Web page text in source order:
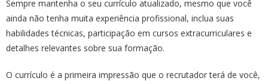
Sempre mantenha o seu currículo atualizado, mesmo que você
ainda não tenha muita experiência profissional, inclua suas
habilidades técnicas, participação em cursos extracurriculares e
detalhes relevantes sobre sua formação.
O currículo é a primeira impressão que o recrutador terá de você,